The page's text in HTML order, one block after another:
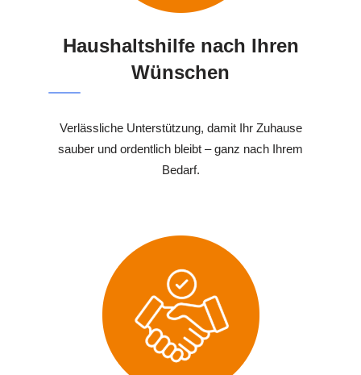
Haushaltshilfe nach Ihren
Wünschen
Verlässliche Unterstützung, damit Ihr Zuhause
sauber und ordentlich bleibt – ganz nach Ihrem
Bedarf.